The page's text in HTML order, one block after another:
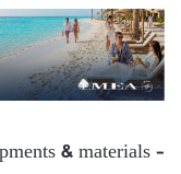
& materials –